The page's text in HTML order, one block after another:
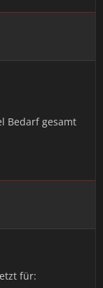
Bedarf gesamt
für: